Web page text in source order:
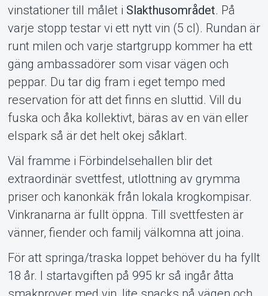
vinstationer till målet i Slakthusområdet. På
varje stopp testar vi ett nytt vin (5 cl). Rundan är
runt milen och varje startgrupp kommer ha ett
gäng ambassadörer som visar vägen och
peppar. Du tar dig fram i eget tempo med
reservation för att det finns en sluttid. Vill du
fuska och åka kollektivt, bäras av en vän eller
elspark så är det helt okej såklart.
Väl framme i Förbindelsehallen blir det
extraordinär svettfest, utlottning av grymma
priser och kanonkäk från lokala krogkompisar.
Vinkranarna är fullt öppna. Till svettfesten är
vänner, fiender och familj välkomna att joina.
För att springa/traska loppet behöver du ha fyllt
18 år. I startavgiften på 995 kr så ingår åtta